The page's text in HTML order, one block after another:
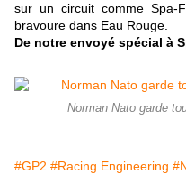
sur un circuit comme Spa-
bravoure dans Eau Rouge.
De notre envoyé spécial à
Norman Nato garde
#GP2 #Racing Engineering